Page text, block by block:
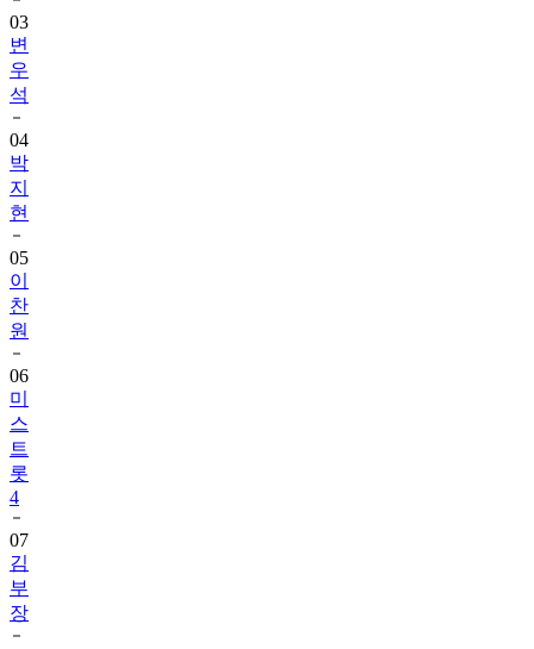
우
석
04
박
지
현
05
이
찬
원
06
미
스
트
롯
4
07
김
부
장
08
데